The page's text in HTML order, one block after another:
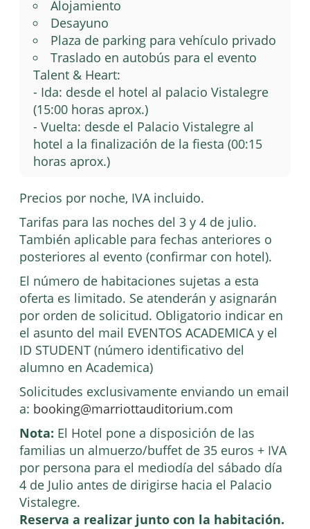
Alojamiento
Desayuno
Plaza de parking para vehículo privado
Traslado en autobús para el evento
Talent & Heart:
- Ida: desde el hotel al palacio Vistalegre
(15:00 horas aprox.)
- Vuelta: desde el Palacio Vistalegre al
hotel a la finalización de la fiesta (00:15
horas aprox.)
Precios por noche, IVA incluido.
Tarifas para las noches del 3 y 4 de julio.
También aplicable para fechas anteriores o
posteriores al evento (confirmar con hotel).
El número de habitaciones sujetas a esta
oferta es limitado. Se atenderán y asignarán
por orden de solicitud. Obligatorio indicar en
el asunto del mail EVENTOS ACADEMICA y el
ID STUDENT (número identificativo del
alumno en Academica)
Solicitudes exclusivamente enviando un email
a: booking@marriottauditorium.com
Nota: El Hotel pone a disposición de las
familias un almuerzo/buffet de 35 euros + IVA
por persona para el mediodía del sábado día
4 de Julio antes de dirigirse hacia el Palacio
Vistalegre.
Reserva a realizar junto con la habitación.